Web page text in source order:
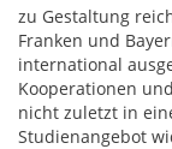
zu Gestaltung
Franken und
international
Kooperationen
nicht zuletzt in
Studienangebot